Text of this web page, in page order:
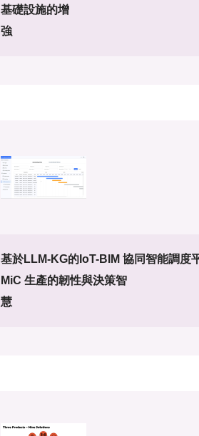
基礎設施的增
強
基於LLM-KG的IoT-BIM 協同智能調度
MiC 生產的韌性與決策智
慧